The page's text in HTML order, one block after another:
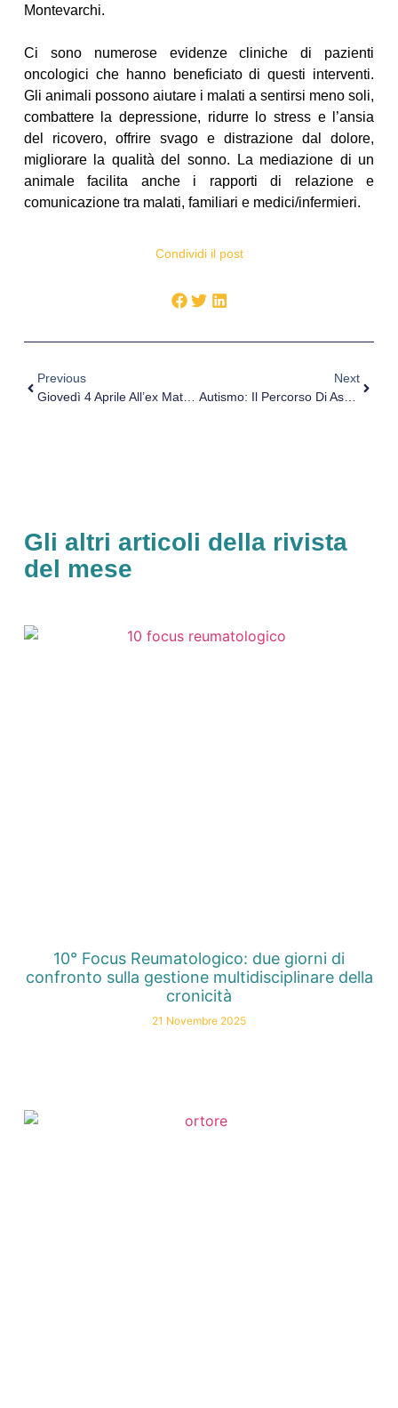
Montevarchi.
Ci sono numerose evidenze cliniche di pazienti
oncologici che hanno beneficiato di questi interventi.
Gli animali possono aiutare i malati a sentirsi meno soli,
combattere la depressione, ridurre lo stress e l’ansia
del ricovero, offrire svago e distrazione dal dolore,
migliorare la qualità del sonno. La mediazione di un
animale facilita anche i rapporti di relazione e
comunicazione tra malati, familiari e medici/infermieri.
Condividi il post
Previous
Giovedì 4 Aprile All’ex Mattatoio Comunale Di Oristano Si Terrà Un Nuovo Appuntamento Con I Veterinari Assl Oristano Dedicato Alla Microchippatura Dei Cani Non Ancora Iscritti All’anagrafe Canina.
Next
Autismo: Il Percorso Di Assistenza Integrato Dell’ASL Di Vercelli
Gli altri articoli della rivista
del mese
10° Focus Reumatologico: due giorni di
confronto sulla gestione multidisciplinare della
cronicità
21 Novembre 2025